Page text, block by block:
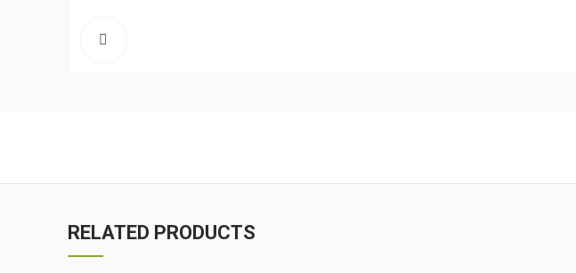
RELATED PRODUCTS